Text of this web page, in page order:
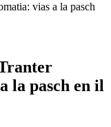
vias a la pasch
la pasch en il